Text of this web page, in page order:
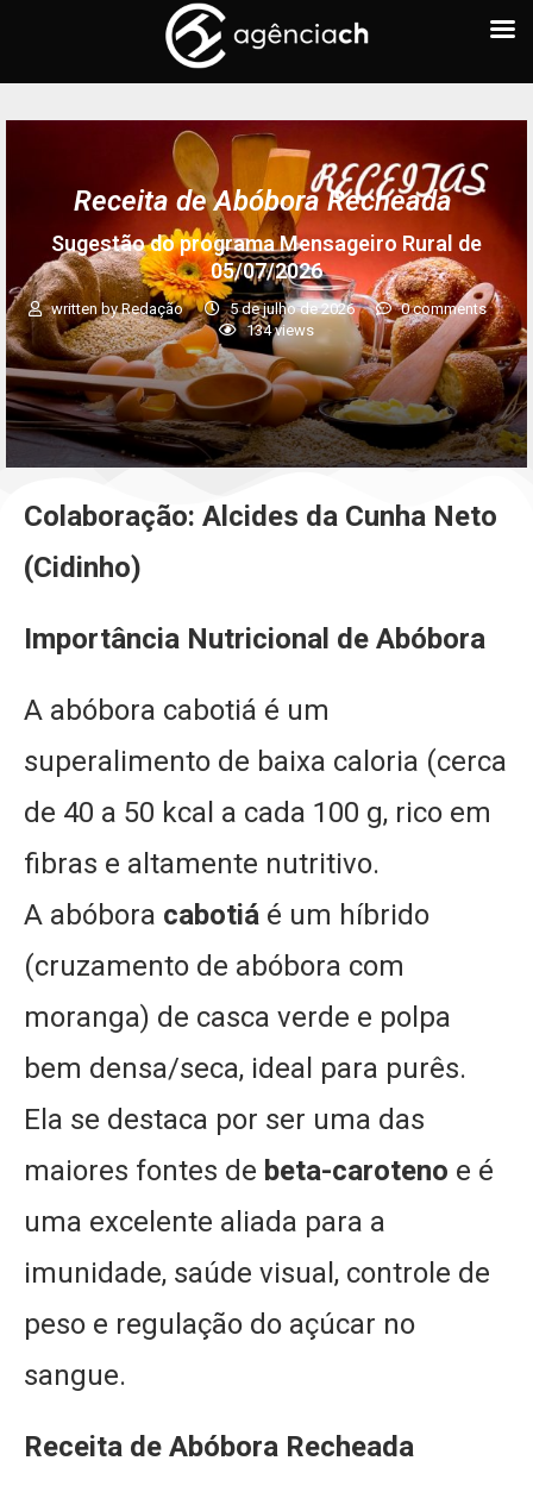
Receita de Abóbora Recheada
Sugestão do programa Mensageiro Rural de
05/07/2026
written byRedação 5 de julho de 2026
0 comments
134views
Colaboração: Alcides da Cunha Neto
(Cidinho)
Importância Nutricional de Abóbora
A abóbora cabotiá é um
superalimento de baixa caloria (cerca
de 40 a 50 kcal a cada 100 g, rico em
fibras e altamente nutritivo.
A abóbora cabotiá é um híbrido
(cruzamento de abóbora com
moranga) de casca verde e polpa
bem densa/seca, ideal para purês.
Ela se destaca por ser uma das
maiores fontes de beta-caroteno e é
uma excelente aliada para a
imunidade, saúde visual, controle de
peso e regulação do açúcar no
sangue.
Receita de Abóbora Recheada